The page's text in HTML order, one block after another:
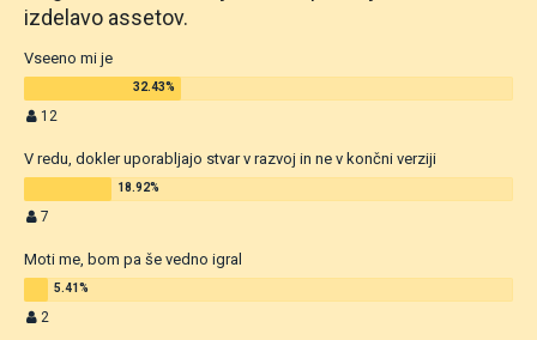
izdelavo assetov.
Vseeno mi je
12
V redu, dokler uporabljajo stvar v razvoj in ne v končni verziji
7
Moti me, bom pa še vedno igral
2